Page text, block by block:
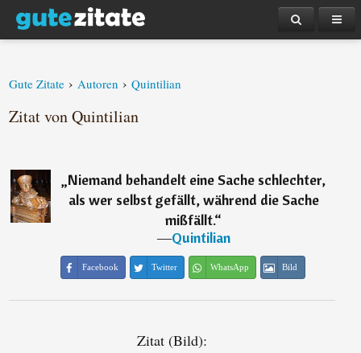
Gute Zitate › Autoren › Quintilian
Zitat von Quintilian
„Niemand behandelt eine Sache schlechter,
als wer selbst gefällt, während die Sache
mißfällt.“
―Quintilian
Facebook Twitter WhatsApp Bild
Zitat (Bild):